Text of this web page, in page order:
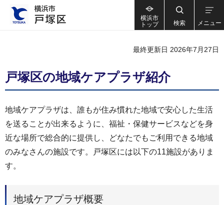
横浜市
トップ
検索 メニュー
最終更新日 2026年7月27日
戸塚区の地域ケアプラザ紹介
地域ケアプラザは、誰もが住み慣れた地域で安心した生活
を送ることが出来るように、福祉・保健サービスなどを身
近な場所で総合的に提供し、どなたでもご利用できる地域
のみなさんの施設です。戸塚区には以下の11施設がありま
す。
地域ケアプラザ概要